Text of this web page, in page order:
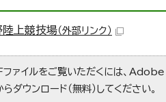
陸上競技場（外部リンク）
ファイルをご覧いただくには、
らダウンロード（無料）してください。